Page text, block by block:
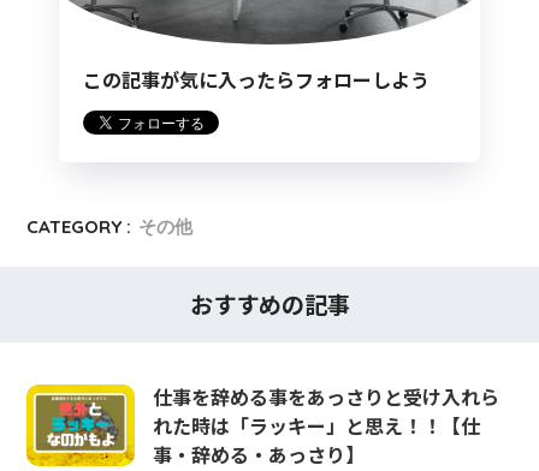
この記事が気に入ったらフォローしよう
CATEGORY : その他
おすすめの記事
仕事を辞める事をあっさりと受け入れら
れた時は「ラッキー」と思え！！【仕
事・辞める・あっさり】